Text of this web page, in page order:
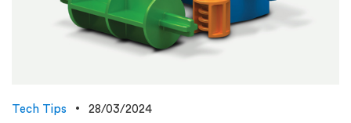
Tech Tips 28/03/2024